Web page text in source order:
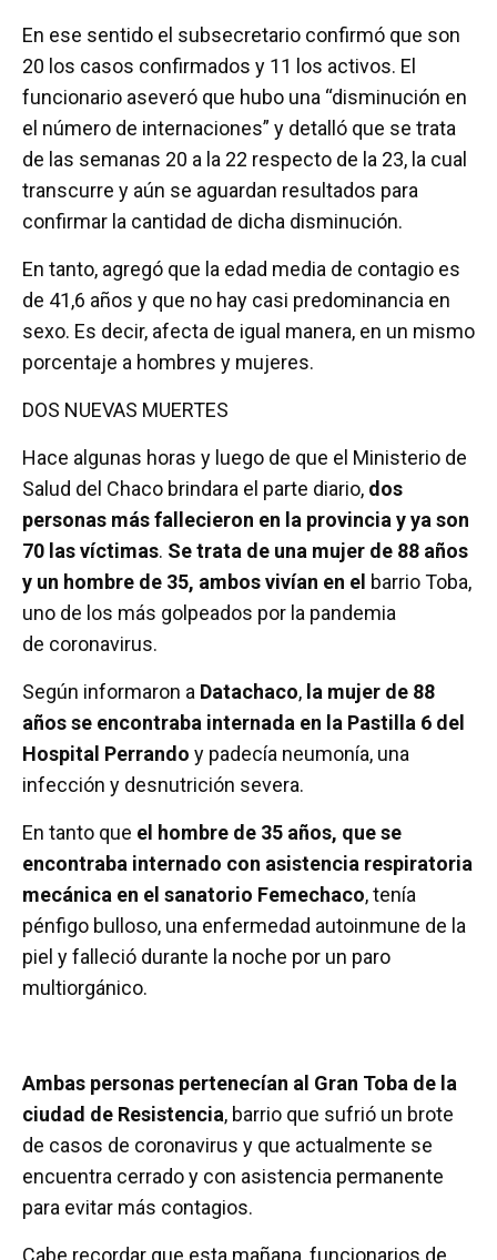
En ese sentido el subsecretario confirmó que son
20 los casos confirmados y 11 los activos. El
funcionario aseveró que hubo una “disminución en
el número de internaciones” y detalló que se trata
de las semanas 20 a la 22 respecto de la 23, la cual
transcurre y aún se aguardan resultados para
confirmar la cantidad de dicha disminución.
En tanto, agregó que la edad media de contagio es
de 41,6 años y que no hay casi predominancia en
sexo. Es decir, afecta de igual manera, en un mismo
porcentaje a hombres y mujeres.
DOS NUEVAS MUERTES
Hace algunas horas y luego de que el Ministerio de
Salud del Chaco brindara el parte diario, dos
personas más fallecieron en la provincia y ya son
70 las víctimas. Se trata de una mujer de 88 años
y un hombre de 35, ambos vivían en el barrio Toba,
uno de los más golpeados por la pandemia
de coronavirus.
Según informaron a Datachaco, la mujer de 88
años se encontraba internada en la Pastilla 6 del
Hospital Perrando y padecía neumonía, una
infección y desnutrición severa.
En tanto que el hombre de 35 años, que se
encontraba internado con asistencia respiratoria
mecánica en el sanatorio Femechaco, tenía
pénfigo bulloso, una enfermedad autoinmune de la
piel y falleció durante la noche por un paro
multiorgánico.
Ambas personas pertenecían al Gran Toba de la
ciudad de Resistencia, barrio que sufrió un brote
de casos de coronavirus y que actualmente se
encuentra cerrado y con asistencia permanente
para evitar más contagios.
Cabe recordar que esta mañana, funcionarios de